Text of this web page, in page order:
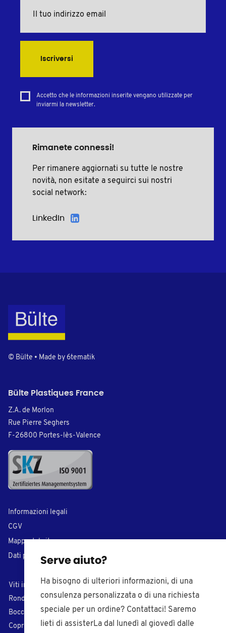
Serve aiuto?
Ha bisogno di ulteriori informazioni, di una
consulenza personalizzata o di una richiesta
speciale per un ordine? Contattaci! Saremo
lieti di assisterLa dal lunedì al giovedì dalle
Iscriversi
Accetto che le informazioni inserite vengano utilizzate per
inviarmi la newsletter.
Rimanete connessi!
Per rimanere aggiornati su tutte le nostre
novità, non esitate a seguirci sui nostri
social network:
LinkedIn
© Bülte • Made by 6tematik
Bülte Plastiques France
Z.A. de Morlon
Rue Pierre Seghers
F-26800 Portes-lès-Valence
Informazioni legali
CGV
Mappa del sito
Dati personali
Viti in plastica
Tappi di chiusura
Rondelle in plastica
Inserti per tubi
Boccole in plastica
Puntali di plastica
Coprivite in plastica
Piedi regolabili